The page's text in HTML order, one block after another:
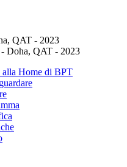
QAT - 2023
Doha, QAT - 2023
alla Home di BPT